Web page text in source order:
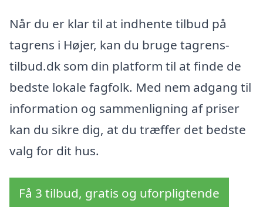
Når du er klar til at indhente tilbud på
tagrens i Højer, kan du bruge tagrens-
tilbud.dk som din platform til at finde de
bedste lokale fagfolk. Med nem adgang til
information og sammenligning af priser
kan du sikre dig, at du træffer det bedste
valg for dit hus.
Få 3 tilbud, gratis og uforpligtende